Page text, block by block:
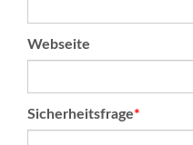
Webseite
Pflichtfeld
Sicherheitsfrage*